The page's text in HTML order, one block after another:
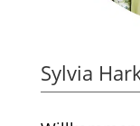
Sylvia